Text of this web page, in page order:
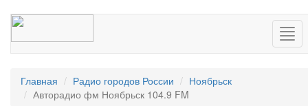
Главная Радио городов России
Ноябрьск
Авторадио фм Ноябрьск 104.9 FM